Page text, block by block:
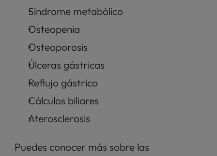
Síndrome metabólico
Osteopenia
Osteoporosis
Úlceras gástricas
Reflujo gástrico
Cálculos biliares
Aterosclerosis
Puedes conocer más sobre las